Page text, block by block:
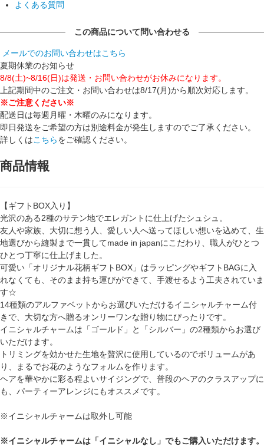
よくある質問
この商品について問い合わせる
メールでのお問い合わせはこちら
夏期休業のお知らせ
8/8(土)~8/16(日)は発送・お問い合わせがお休みになります。
上記期間中のご注文・お問い合わせは8/17(月)から順次対応します。
※ご注意ください※
配送日は毎週月曜・木曜のみになります。
即日発送をご希望の方は別途料金が発生しますのでご了承ください。
詳しくはこちらをご確認ください。
商品情報
【ギフトBOX入り】
光沢のある2種のサテン地でエレガントに仕上げたシュシュ。
友人や家族、大切に想う人、愛しい人へ送ってほしい想いを込めて、生
地選びから縫製まで一貫してmade in japanにこだわり、職人がひとつ
ひとつ丁寧に仕上げました。
可愛い「オリジナル花柄ギフトBOX」はラッピングやギフトBAGに入
れなくても、そのまま持ち運びができて、手渡せるよう工夫されていま
す☆
14種類のアルファベットからお選びいただけるイニシャルチャーム付
きで、大切な方へ贈るオンリーワンな贈り物にぴったりです。
イニシャルチャームは「ゴールド」と「シルバー」の2種類からお選び
いただけます。
トリミングを効かせた生地を贅沢に使用しているのでボリュームがあ
り、まるでお花のようなフォルムを作ります。
ヘアを華やかに彩る程よいサイジングで、普段のヘアのクラスアップに
も、パーティーアレンジにもオススメです。
※イニシャルチャームは取外し可能
※イニシャルチャームは「イニシャルなし」でもご購入いただけます。